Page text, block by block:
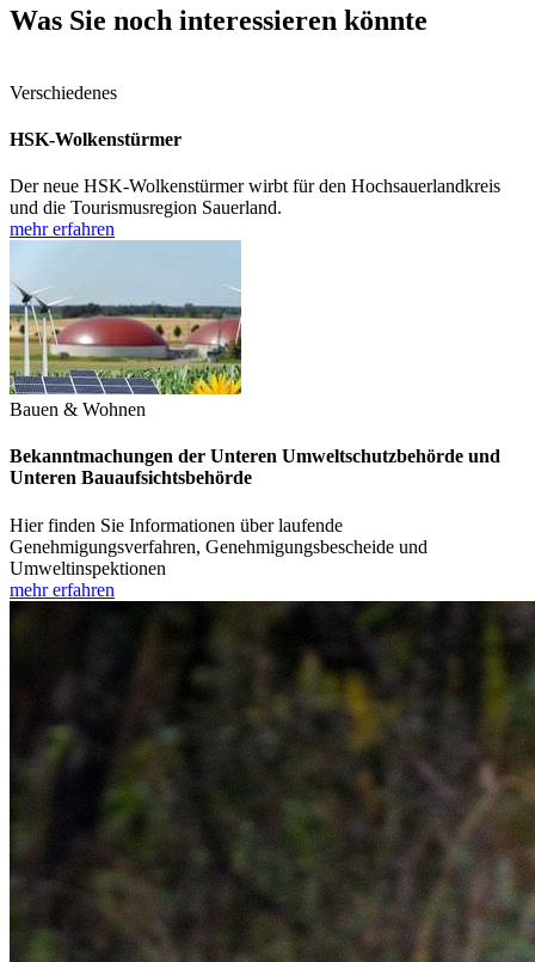
Was Sie noch interessieren könnte
Verschiedenes
HSK-Wolkenstürmer
Der neue HSK-Wolkenstürmer wirbt für den Hochsauerlandkreis
und die Tourismusregion Sauerland.
mehr erfahren
Bauen & Wohnen
Bekanntmachungen der Unteren Umweltschutzbehörde und
Unteren Bauaufsichtsbehörde
Hier finden Sie Informationen über laufende
Genehmigungsverfahren, Genehmigungsbescheide und
Umweltinspektionen
mehr erfahren